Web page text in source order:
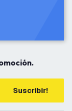
Suscribir!